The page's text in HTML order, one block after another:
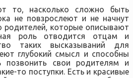
то, насколько сложно быть
не повзрослеют и не начнут
родителей, которые описывают
роль отводится отцам и
таких высказываний для
глубокий смысл и способны
позвонить свои родителям и
то поступки. Есть и красивые